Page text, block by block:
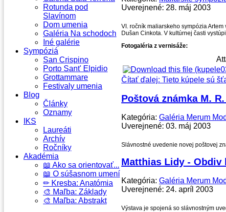
Rotunda pod
Slavínom
Dom umenia
Galéria Na schodoch
Iné galérie
Sympóziá
San Crispino
Porto Sant' Elpidio
Grottammare
Festivaly umenia
Blog
Články
Oznamy
IKS
Laureáti
Archív
Ročníky
Akadémia
📖 Ako sa orientovať...
📖 O súšasnom umení
✏ Kresba: Anatómia
🎨 Maľba: Základy
🎨 Maľba: Abstrakt
Uverejnené: 28. máj 2003
VI. ročník maliarskeho sympózia
Dušan Cinkota. V kultúrnej časti
Fotogaléria z vernisáže:
Čítať ďalej: Tieto kúpele sú
Poštová známka M.
Kategória: Galéria Merum
Uverejnené: 03. máj 2003
Slávnostné uvedenie novej poštovej
Matthias Lidy - Obdiv
Kategória: Galéria Merum
Uverejnené: 24. apríl 2003
Výstava je spojená so slávnostným